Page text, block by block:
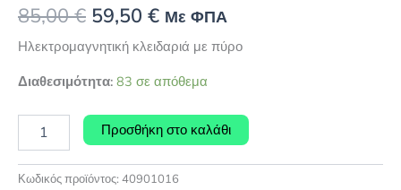
85,00€ Original
price
was:
85,00 €.
59,50 €Η
τρέχουσα
τιμή
είναι:
59,50 €.
Με ΦΠΑ
Ηλεκτρομαγνητική κλειδαριά με πύρο
Διαθεσιμότητα: 83 σε απόθεμα
Ηλεκτρομαγνητική
κλειδαριά
πύρο
Προσθήκη στο καλάθι
Κωδικός προϊόντος: 40901016